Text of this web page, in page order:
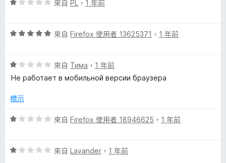
分
分
評
分
分
5
來自 PL ， 1 年前
評
分
，
分
分
來自 Firefox 使用者 13625371 ， 1 年前
評
價
分
滿
分
來自 Тима ， 1 年前
Не работает в мобильной версии браузера
標示
評
分
來自 Firefox 使用者 18946625 ， 1 年前
評
來自 Lavander ， 1 年前